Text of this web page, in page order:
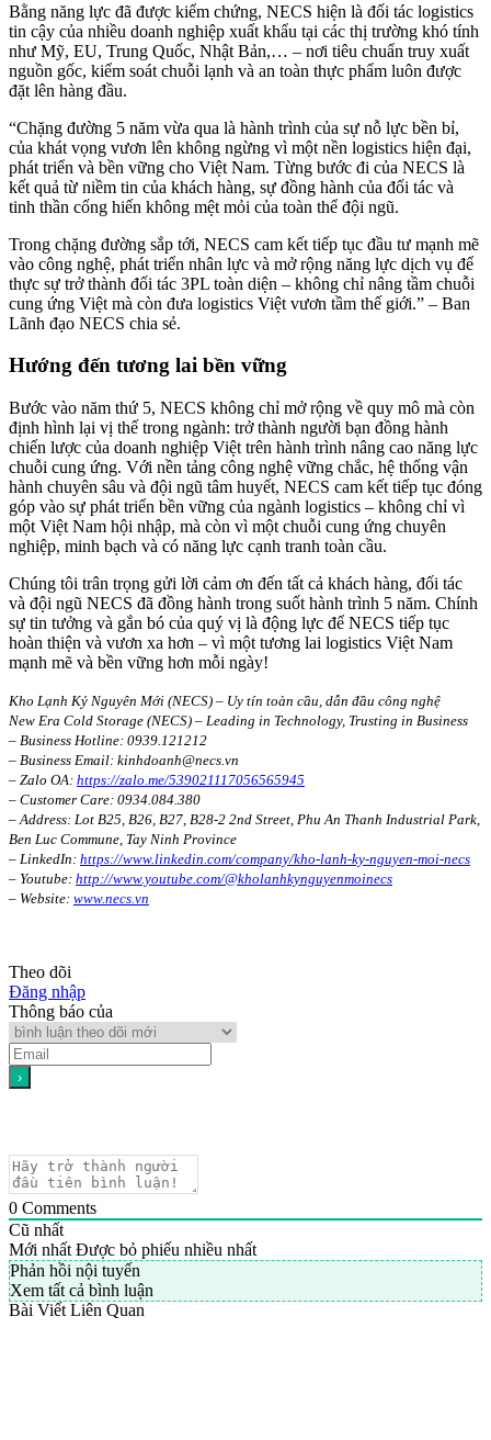
Bằng năng lực đã được kiểm chứng, NECS hiện là đối tác logistics
tin cậy của nhiều doanh nghiệp xuất khẩu tại các thị trường khó tính
như Mỹ, EU, Trung Quốc, Nhật Bản,… – nơi tiêu chuẩn truy xuất
nguồn gốc, kiểm soát chuỗi lạnh và an toàn thực phẩm luôn được
đặt lên hàng đầu.
“Chặng đường 5 năm vừa qua là hành trình của sự nỗ lực bền bỉ,
của khát vọng vươn lên không ngừng vì một nền logistics hiện đại,
phát triển và bền vững cho Việt Nam. Từng bước đi của NECS là
kết quả từ niềm tin của khách hàng, sự đồng hành của đối tác và
tinh thần cống hiến không mệt mỏi của toàn thể đội ngũ.
Trong chặng đường sắp tới, NECS cam kết tiếp tục đầu tư mạnh mẽ
vào công nghệ, phát triển nhân lực và mở rộng năng lực dịch vụ để
thực sự trở thành đối tác 3PL toàn diện – không chỉ nâng tầm chuỗi
cung ứng Việt mà còn đưa logistics Việt vươn tầm thế giới.” – Ban
Lãnh đạo NECS chia sẻ.
Hướng đến tương lai bền vững
Bước vào năm thứ 5, NECS không chỉ mở rộng về quy mô mà còn
định hình lại vị thế trong ngành: trở thành người bạn đồng hành
chiến lược của doanh nghiệp Việt trên hành trình nâng cao năng lực
chuỗi cung ứng. Với nền tảng công nghệ vững chắc, hệ thống vận
hành chuyên sâu và đội ngũ tâm huyết, NECS cam kết tiếp tục đóng
góp vào sự phát triển bền vững của ngành logistics – không chỉ vì
một Việt Nam hội nhập, mà còn vì một chuỗi cung ứng chuyên
nghiệp, minh bạch và có năng lực cạnh tranh toàn cầu.
Chúng tôi trân trọng gửi lời cảm ơn đến tất cả khách hàng, đối tác
và đội ngũ NECS đã đồng hành trong suốt hành trình 5 năm. Chính
sự tin tưởng và gắn bó của quý vị là động lực để NECS tiếp tục
hoàn thiện và vươn xa hơn – vì một tương lai logistics Việt Nam
mạnh mẽ và bền vững hơn mỗi ngày!
Kho Lạnh Kỷ Nguyên Mới (NECS) – Uy tín toàn cầu, dẫn đầu công nghệ
New Era Cold Storage (NECS) – Leading in Technology, Trusting in Business
– Business Hotline: 0939.121212
– Business Email: kinhdoanh@necs.vn
– Zalo OA: https://zalo.me/539021117056565945
– Customer Care: 0934.084.380
– Address: Lot B25, B26, B27, B28-2 2nd Street, Phu An Thanh Industrial Park,
Ben Luc Commune, Tay Ninh Province
– LinkedIn: https://www.linkedin.com/company/kho-lanh-ky-nguyen-moi-necs
– Youtube: http://www.youtube.com/@kholanhkynguyenmoinecs
– Website: www.necs.vn
Theo dõi
Đăng nhập
Thông báo của
0 Comments
Cũ nhất
Mới nhất Được bỏ phiếu nhiều nhất
Phản hồi nội tuyến
Xem tất cả bình luận
Bài Viết Liên Quan